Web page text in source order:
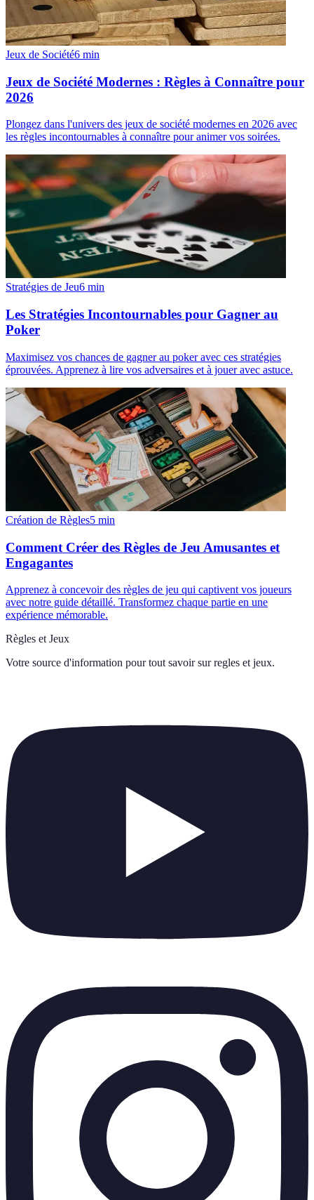
Jeux de Société6 min
Jeux de Société Modernes : Règles à Connaître pour
2026
Plongez dans l'univers des jeux de société modernes en 2026 avec
les règles incontournables à connaître pour animer vos soirées.
Stratégies de Jeu6 min
Les Stratégies Incontournables pour Gagner au
Poker
Maximisez vos chances de gagner au poker avec ces stratégies
éprouvées. Apprenez à lire vos adversaires et à jouer avec astuce.
Création de Règles5 min
Comment Créer des Règles de Jeu Amusantes et
Engagantes
Apprenez à concevoir des règles de jeu qui captivent vos joueurs
avec notre guide détaillé. Transformez chaque partie en une
expérience mémorable.
Règles et Jeux
Votre source d'information pour tout savoir sur regles et jeux.